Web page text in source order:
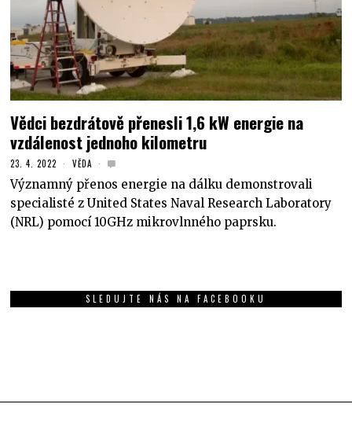
Vědci bezdrátově přenesli 1,6 kW energie na
vzdálenost jednoho kilometru
23. 4. 2022 VĚDA
Významný přenos energie na dálku demonstrovali
specialisté z United States Naval Research Laboratory
(NRL) pomocí 10GHz mikrovlnného paprsku.
SLEDUJTE NÁS NA FACEBOOKU